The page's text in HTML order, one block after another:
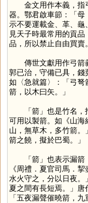
金文用作本義，指
器。鄂君啟車節：「
示不要運載金、革、龜
見天子時最常用的貢
品，所以禁止自由買賣
傳世文獻用作弓箭
郭已治，守備已具，錢
如〈急就篇〉：「弓弩
箭，以木曰矢。」
「箭」也是竹名，
可用以製箭。如《山
山，無草木，多竹箭
箭之饒，擬於巴蜀。」
「箭」也表示漏箭
《周禮．夏官司馬．
水火守之，分以日夜。
夏之間有長短焉。」唐
「五夜漏聲催曉箭，九